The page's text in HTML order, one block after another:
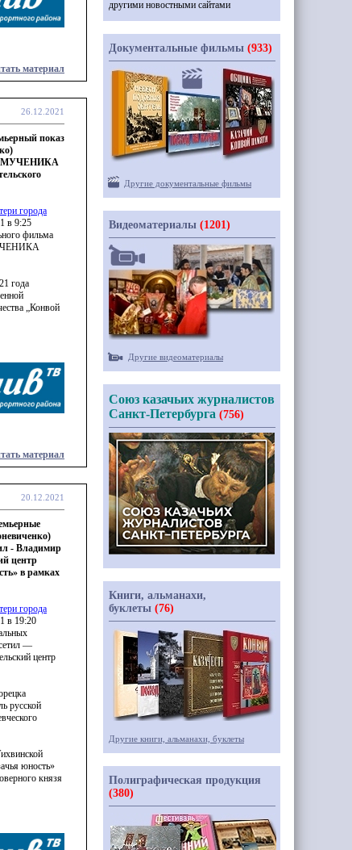
материал
26.12.2021
показ
МУЧЕНИКА
города
в 9:25
фильма
года
„Конвой
материал
20.12.2021
- Владимир
центр
в рамках
города
в 19:20
—
центр
русской
юность»
князя
другими новостными сайтами
Документальные фильмы (933)
Другие документальные фильмы
Видеоматериалы (1201)
Другие видеоматериалы
Союз казачьих журналистов
Санкт-Петербурга (756)
Книги, альманахи,
буклеты (76)
Другие книги, альманахи, буклеты
Полиграфическая продукция
(380)